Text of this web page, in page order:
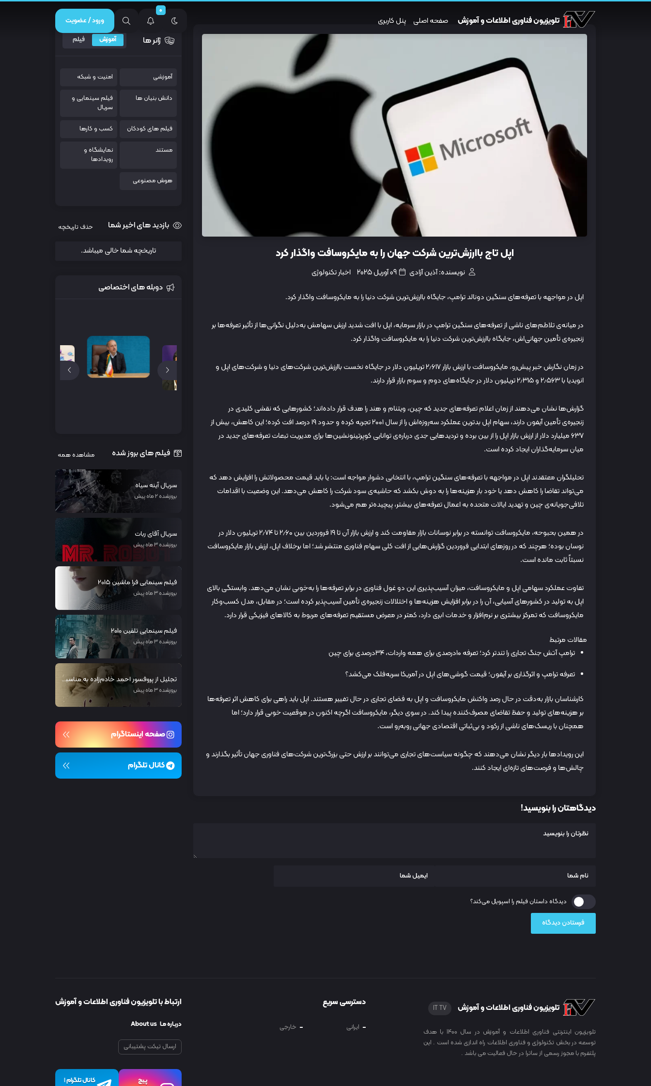
تلویزیون فناوری اطلاعات و آموزش صفحه اصلی پنل کاربری
0
ورود / عضویت
اپل تاج باارزش‌ترین شرکت جهان را به مایکروسافت واگذار کرد
نویسنده: آذین آزادی 09 آوریل 2025 اخبار تکنولوژی
اپل در مواجهه با تعرفه‌های سنگین دونالد ترامپ، جایگاه باارزش‌ترین شرکت دنیا را به مایکروسافت واگذار کرد.
در میانه‌ی تلاطم‌های ناشی از تعرفه‌های سنگین ترامپ در بازار سرمایه، اپل با افت شدید ارزش سهامش به‌دلیل نگرانی‌ها از تأثیر تعرفه‌ها بر
زنجیره‌ی تأمین جهانی‌اش، جایگاه باارزش‌ترین شرکت دنیا را به مایکروسافت واگذار کرد.
در زمان نگارش خبر پیش‌رو، مایکروسافت با ارزش بازار ۲٫۶۱۷ تریلیون دلار در جایگاه نخست باارزش‌ترین شرکت‌های دنیا و شرکت‌های اپل و
انویدیا با ۲٫۵۶۳ و ۲٫۳۱۵ تریلیون دلار در جایگاه‌های دوم و سوم بازار قرار دارند.
گزارش‌ها نشان می‌دهند از زمان اعلام تعرفه‌های جدید که چین، ویتنام و هند را هدف قرار داده‌اند؛ کشورهایی که نقشی کلیدی در
زنجیره‌ی تأمین آیفون دارند، سهام اپل بدترین عملکرد سه‌روزه‌اش را از سال ۲۰۰۱ تجربه کرده و حدود ۱۹ درصد افت کرده؛ این کاهش، بیش از
۶۳۷ میلیارد دلار از ارزش بازار اپل را از بین برده و تردیدهایی جدی درباره‌ی توانایی کوپرتینونشین‌ها برای مدیریت تبعات تعرفه‌های جدید در
میان سرمایه‌گذاران ایجاد کرده است.
تحلیلگران معتقدند اپل در مواجهه با تعرفه‌های سنگین ترامپ، با انتخابی دشوار مواجه است: یا باید قیمت محصولاتش را افزایش دهد که
می‌تواند تقاضا را کاهش دهد یا خود بار هزینه‌ها را به دوش بکشد که حاشیه‌ی سود شرکت را کاهش می‌دهد. این وضعیت با اقدامات
تلافی‌جویانه‌ی چین و تهدید ایالات متحده به اعمال تعرفه‌های بیشتر، پیچیده‌تر هم می‌شود.
در همین بحبوحه، مایکروسافت توانسته در برابر نوسانات بازار مقاومت کند و ارزش بازار آن تا ۱۹ فروردین بین ۲٫۶۰ تا ۲٫۷۴ تریلیون دلار در
نوسان بوده؛ هرچند که در روزهای ابتدایی فروردین گزارش‌هایی از افت کلی سهام فناوری منتشر شد؛ اما برخلاف اپل، ارزش بازار مایکروسافت
نسبتاً ثابت مانده است.
تفاوت عملکرد سهامی اپل و مایکروسافت، میزان آسیب‌پذیری این دو غول فناوری در برابر تعرفه‌ها را به‌خوبی نشان می‌دهد. وابستگی بالای
اپل به تولید در کشورهای آسیایی، آن را در برابر افزایش هزینه‌ها و اختلالات زنجیره‌ی تأمین آسیب‌پذیر کرده است؛ در مقابل، مدل کسب‌وکار
مایکروسافت که تمرکز بیشتری بر نرم‌افزار و خدمات ابری دارد، کمتر در معرض مستقیم تعرفه‌های مربوط به کالاهای فیزیکی قرار دارد.
مقالات مرتبط
ترامپ آتش جنگ تجاری را تندتر کرد؛ تعرفه ۱۰درصدی برای همه واردات، ۳۴درصدی برای چین
تعرفه ترامپ و اثرگذاری بر آیفون؛ قیمت گوشی‌های اپل در آمریکا سربه‌فلک می‌کشد؟
کارشناسان بازار به‌دقت در حال رصد واکنش مایکروسافت و اپل به فضای تجاری در حال تغییر هستند. اپل باید راهی برای کاهش اثر تعرفه‌ها
بر هزینه‌های تولید و حفظ تقاضای مصرف‌کننده پیدا کند. در سوی دیگر، مایکروسافت اگرچه اکنون در موقعیت خوبی قرار دارد؛ اما
همچنان با ریسک‌های ناشی از رکود و بی‌ثباتی اقتصادی جهانی روبه‌رو است.
این رویدادها بار دیگر نشان می‌دهند که چگونه سیاست‌های تجاری می‌توانند بر ارزش حتی بزرگ‌ترین شرکت‌های فناوری جهان تأثیر بگذارند و
چالش‌ها و فرصت‌های تازه‌ای ایجاد کنند.
دیدگاهتان را بنویسید!
دیدگاه داستان فیلم را اسپویل می‌کند؟
ژانر ها آموزش فیلم
آموزشی امنیت و شبکه
دانش بنیان ها
فیلم سینمایی و
سریال
فیلم های کودکان کسب و کارها
مستند
نمایشگاه و
رویدادها
هوش مصنوعی
بازدید های اخیر شما حذف تاریخچه
تاریخچه شما خالی میباشد.
دوبله های اختصاصی
فیلم های بروز شده مشاهده همه
سریال آینه سیاه
بروزشده 2 ماه پیش
سریال آقای ربات
بروزشده 3 ماه پیش
فیلم سینمایی فرا ماشین 2015
بروزشده 3 ماه پیش
فیلم سینمایی تلقین 2010
بروزشده 3 ماه پیش
تجلیل از پروفسور احمد خادم‌زاده به مناسبت روز جهانی ارتباطات
بروزشده 3 ماه پیش
صفحه اینستاگرام
کانال تلگرام
تلویزیون فناوری اطلاعات و آموزش IT TV
تلویزیون اینترنتی فناوری اطلاعات و آموزش در سال 1400 با هدف
توسعه در بخش تکنولوژی و فناوری اطلاعات راه اندازی شده است . این
پلتفرم با مجوز رسمی از ساترا در حال فعالیت می باشد .
دسترسی سریع
ایرانی خارجی
ارتباط با تلویزیون فناوری اطلاعات و آموزش
دربـاره مـا About us
ارسال تیکت پشتیبانی
پیچ
کانال تلگرامI